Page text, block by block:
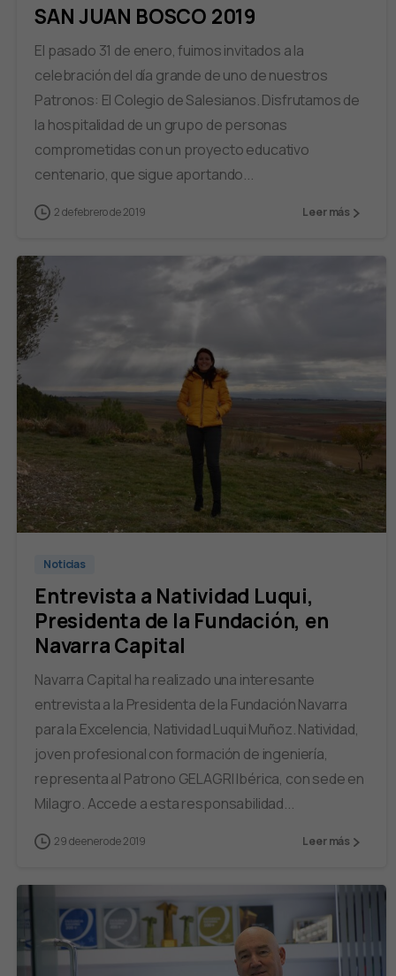
SAN JUAN BOSCO 2019
El pasado 31 de enero, fuimos invitados a la
celebración del día grande de uno de nuestros
Patronos: El Colegio de Salesianos. Disfrutamos de
la hospitalidad de un grupo de personas
comprometidas con un proyecto educativo
centenario, que sigue aportando...
2 de febrero de 2019 Leer más
Noticias
Entrevista a Natividad Luqui,
Presidenta de la Fundación, en
Navarra Capital
Navarra Capital ha realizado una interesante
entrevista a la Presidenta de la Fundación Navarra
para la Excelencia, Natividad Luqui Muñoz. Natividad,
joven profesional con formación de ingeniería,
representa al Patrono GELAGRI Ibérica, con sede en
Milagro. Accede a esta responsabilidad...
29 de enero de 2019 Leer más